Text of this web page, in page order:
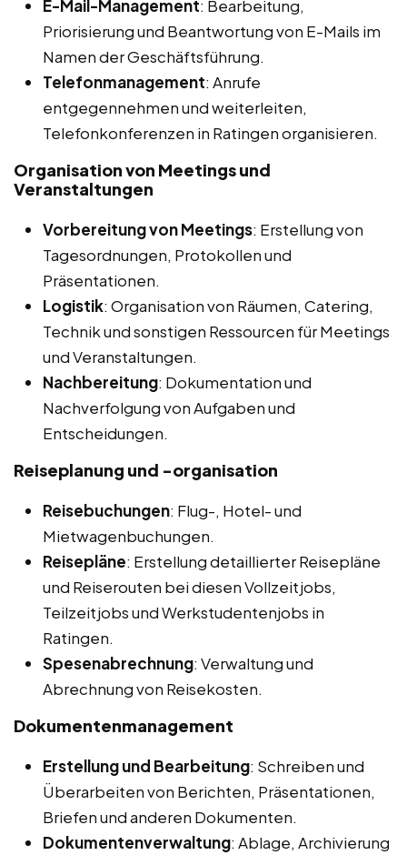
E-Mail-Management: Bearbeitung,
Priorisierung und Beantwortung von E-Mails im
Namen der Geschäftsführung.
Telefonmanagement: Anrufe
entgegennehmen und weiterleiten,
Telefonkonferenzen in Ratingen organisieren.
Organisation von Meetings und
Veranstaltungen
Vorbereitung von Meetings: Erstellung von
Tagesordnungen, Protokollen und
Präsentationen.
Logistik: Organisation von Räumen, Catering,
Technik und sonstigen Ressourcen für Meetings
und Veranstaltungen.
Nachbereitung: Dokumentation und
Nachverfolgung von Aufgaben und
Entscheidungen.
Reiseplanung und -organisation
Reisebuchungen: Flug-, Hotel- und
Mietwagenbuchungen.
Reisepläne: Erstellung detaillierter Reisepläne
und Reiserouten bei diesen Vollzeitjobs,
Teilzeitjobs und Werkstudentenjobs in
Ratingen.
Spesenabrechnung: Verwaltung und
Abrechnung von Reisekosten.
Dokumentenmanagement
Erstellung und Bearbeitung: Schreiben und
Überarbeiten von Berichten, Präsentationen,
Briefen und anderen Dokumenten.
Dokumentenverwaltung: Ablage, Archivierung